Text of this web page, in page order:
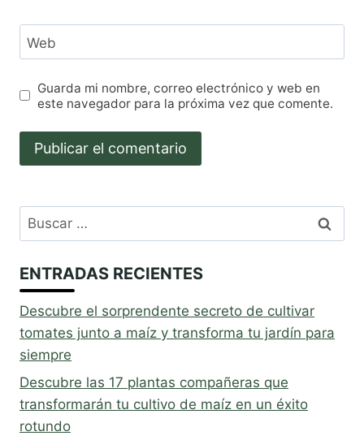
Web
Guarda mi nombre, correo electrónico y web en
este navegador para la próxima vez que comente.
Buscar:
ENTRADAS RECIENTES
Descubre el sorprendente secreto de cultivar
tomates junto a maíz y transforma tu jardín para
siempre
Descubre las 17 plantas compañeras que
transformarán tu cultivo de maíz en un éxito
rotundo